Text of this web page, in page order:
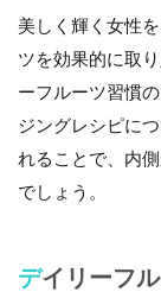
美しく輝く女性
ツを効果的に取
ーフルーツ習慣
ジングレシピに
れることで、内
でしょう。
デイリーフ